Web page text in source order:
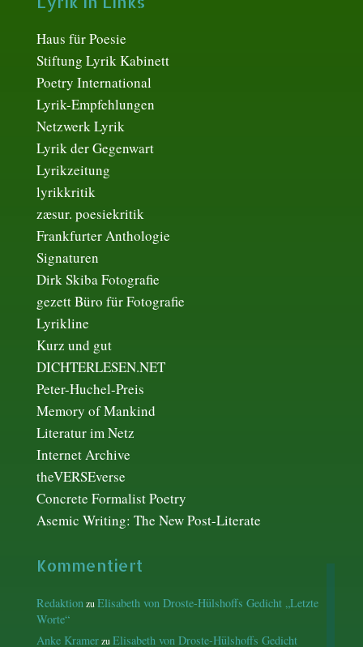
Haus für Poesie
Stiftung Lyrik Kabinett
Poetry International
Lyrik-Empfehlungen
Netzwerk Lyrik
Lyrik der Gegenwart
Lyrikzeitung
lyrikkritik
zæsur. poesiekritik
Frankfurter Anthologie
Signaturen
Dirk Skiba Fotografie
gezett Büro für Fotografie
Lyrikline
Kurz und gut
DICHTERLESEN.NET
Peter-Huchel-Preis
Memory of Mankind
Literatur im Netz
Internet Archive
theVERSEverse
Concrete Formalist Poetry
Asemic Writing: The New Post-Literate
Kommentiert
RedaktionzuElisabeth von Droste-Hülshoffs Gedicht „Letzte
Worte“
Anke KramerzuElisabeth von Droste-Hülshoffs Gedicht